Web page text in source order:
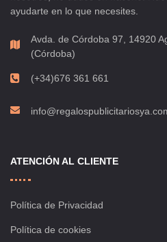
ayudarte en lo que necesites.
Avda. de Córdoba 97, 14920
(Córdoba)
(+34)676 361 661
ATENCIÓN AL CLIENTE
Política de Privacidad
Política de cookies